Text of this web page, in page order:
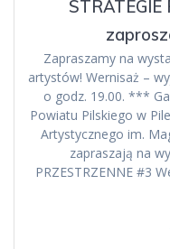
STRATEGIE
Zapraszamy na
artystów! Wernisaż –
o godz. 19.00. ***
Powiatu Pilskiego w
Artystycznego im.
zapraszają na
PRZESTRZENNE #3